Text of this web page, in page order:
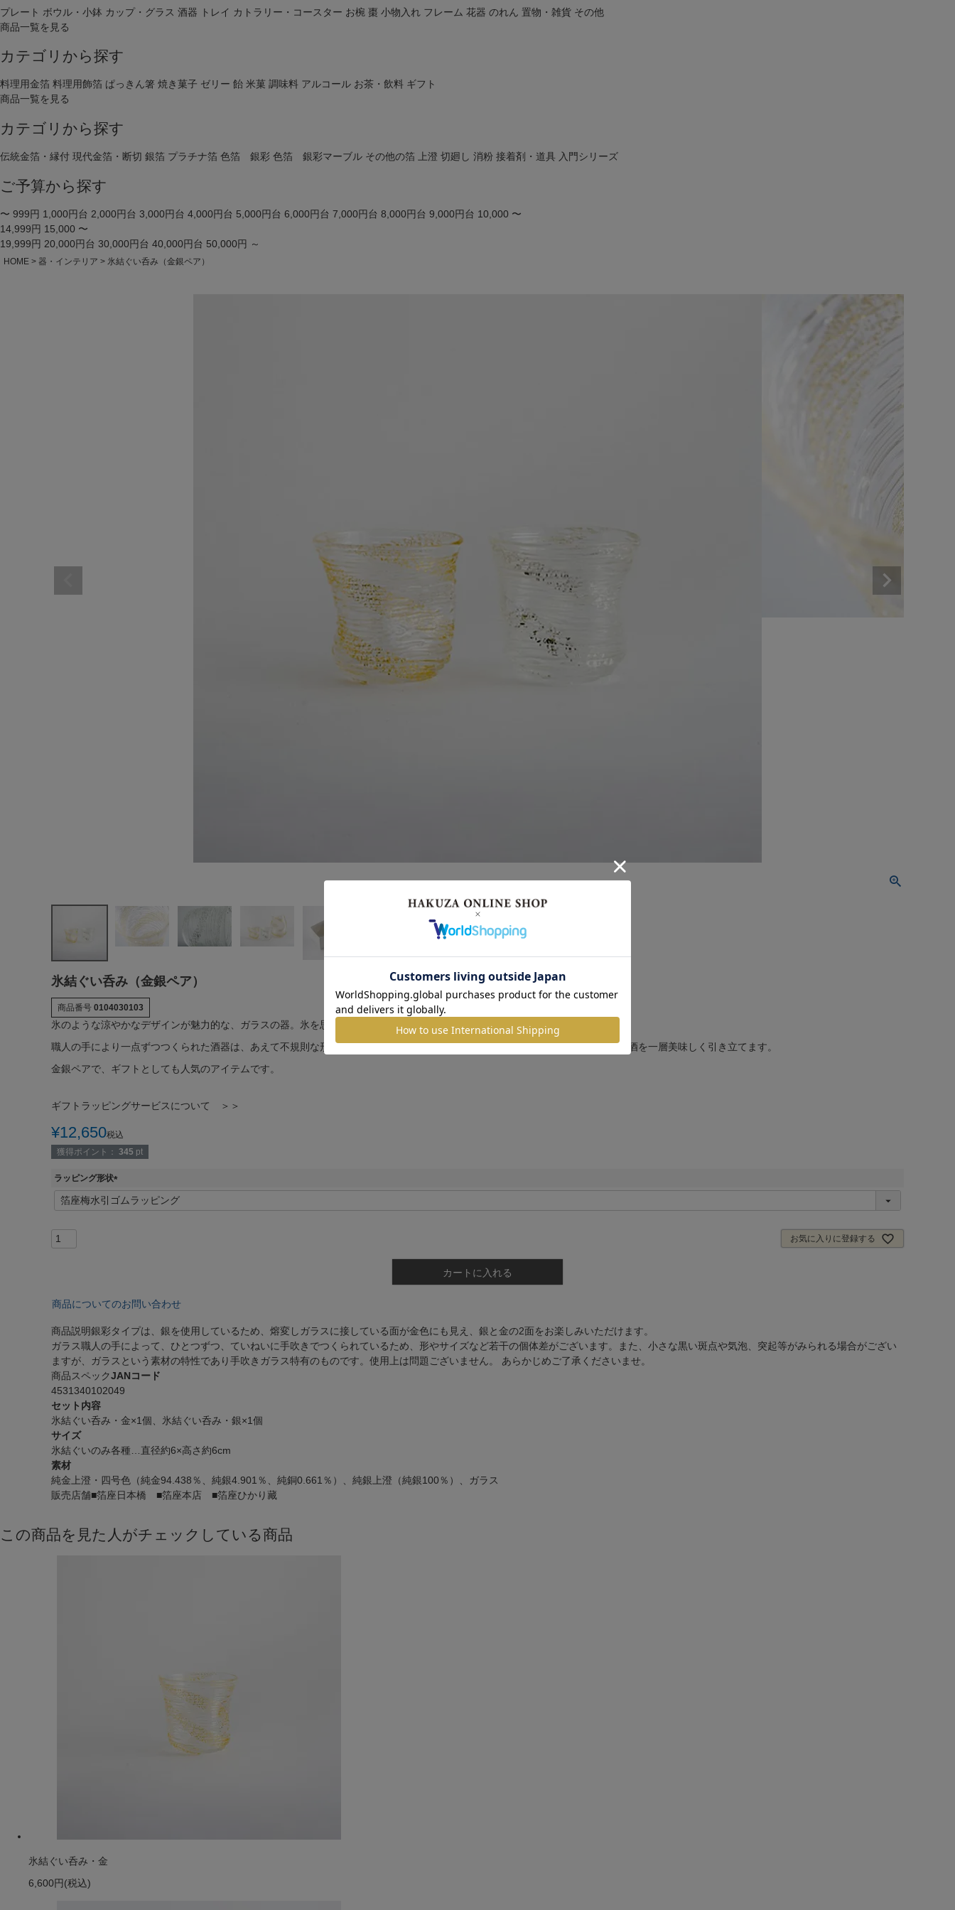
プレート ボウル・小鉢 カップ・グラス 酒器 トレイ カトラリー・コースター お椀 棗 小物入れ フレーム 花器 のれん 置物・雑貨 その他
商品一覧を見る
カテゴリから探す
料理用金箔 料理用飾箔 ぱっきん箸 焼き菓子 ゼリー 飴 米菓 調味料 アルコール お茶・飲料 ギフト
商品一覧を見る
カテゴリから探す
伝統金箔・縁付 現代金箔・断切 銀箔 プラチナ箔 色箔 銀彩 色箔 銀彩マーブル その他の箔 上澄 切廻し 消粉 接着剤・道具 入門シリーズ
ご予算から探す
〜 999円 1,000円台 2,000円台 3,000円台 4,000円台 5,000円台 6,000円台 7,000円台 8,000円台 9,000円台 10,000 〜
14,999円 15,000 〜
19,999円 20,000円台 30,000円台 40,000円台 50,000円 ～
HOME 器・インテリア 氷結ぐい呑み（金銀ペア）
氷結ぐい呑み（金銀ペア）
商品番号 0104030103
氷のような涼やかなデザインが魅力的な、ガラスの器。氷を思わせる線状のガラス装飾が施され、金彩・銀彩が美しく映えます。
職人の手により一点ずつつくられた酒器は、あえて不規則な形状でデザインされ、手になじみやすく使いやすいかたち。冷たいお酒を一層美味しく引き立てます。
金銀ペアで、ギフトとしても人気のアイテムです。
ギフトラッピングサービスについて ＞＞
¥12,650税込
獲得ポイント： 345 pt
ラッピング形状
(
必
お気に入りに登録する
カートに入れる
商品についてのお問い合わせ
商品説明銀彩タイプは、銀を使用しているため、熔変しガラスに接している面が金色にも見え、銀と金の2面をお楽しみいただけます。
ガラス職人の手によって、ひとつずつ、ていねいに手吹きでつくられているため、形やサイズなど若干の個体差がございます。また、小さな黒い斑点や気泡、突起等がみられる場合がござい
ますが、ガラスという素材の特性であり手吹きガラス特有のものです。使用上は問題ございません。 あらかじめご了承くださいませ。
商品スペックJANコード
4531340102049
セット内容
氷結ぐい呑み・金×1個、氷結ぐい呑み・銀×1個
サイズ
氷結ぐいのみ各種…直径約6×高さ約6cm
素材
純金上澄・四号色（純金94.438％、純銀4.901％、純銅0.661％）、純銀上澄（純銀100％）、ガラス
販売店舗■箔座日本橋 ■箔座本店 ■箔座ひかり藏
この商品を見た人がチェックしている商品
氷結ぐい呑み・金
6,600円 (税込)